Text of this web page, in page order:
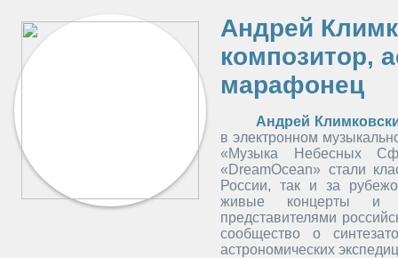
Андрей
композитор,
марафонец
Андрей
в электронном
«Музыка Небесных
«DreamOcean» стали
России, так и за
живые концерты и
представителями
сообщество о
астрономических